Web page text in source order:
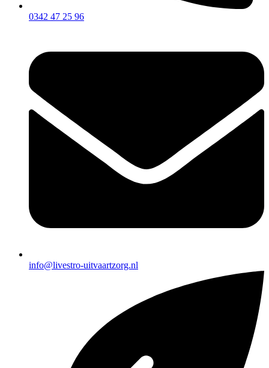
0342 47 25 96
info@livestro-uitvaartzorg.nl